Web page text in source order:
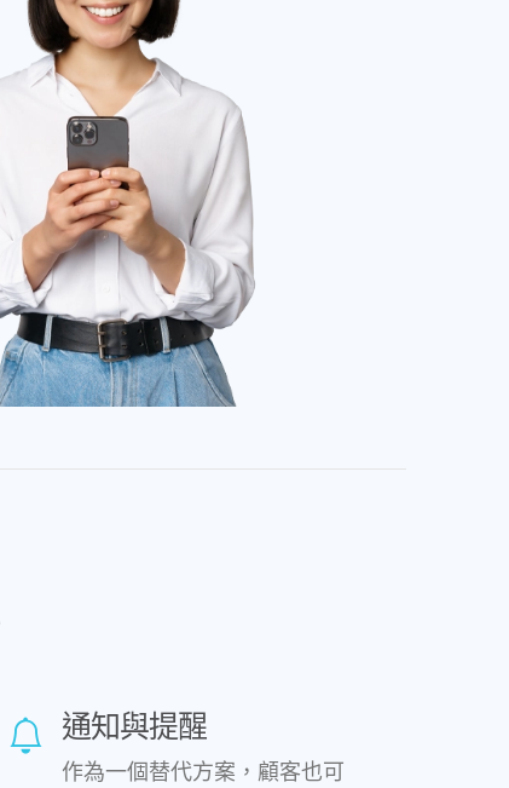
通知與提醒
作為一個替代方案，顧客也可